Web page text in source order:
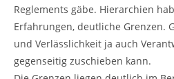
Reglements gäbe. Hierarchien
Erfahrungen, deutliche Grenzen.
und Verlässlichkeit ja auch
gegenseitig zuschieben kann.